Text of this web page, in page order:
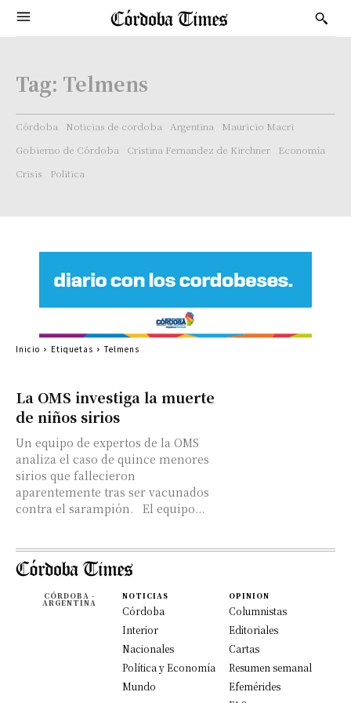
Tag: Telmens
Córdoba Noticias de cordoba Argentina
Mauricio Macri
Gobierno de Córdoba
Cristina Fernandez de Kirchner
Economía
Crisis
Politica
La OMS investiga la muerte
de niños sirios
Un equipo de expertos de la OMS
analiza el caso de quince menores
sirios que fallecieron
aparentemente tras ser vacunados
contra el sarampión. El equipo...
Inicio Etiquetas Telmens
CÓRDOBA -
ARGENTINA
NOTICIAS
Córdoba
Interior
Nacionales
Política y Economía
Mundo
OPINION
Columnistas
Editoriales
Cartas
Resumen semanal
Efemérides